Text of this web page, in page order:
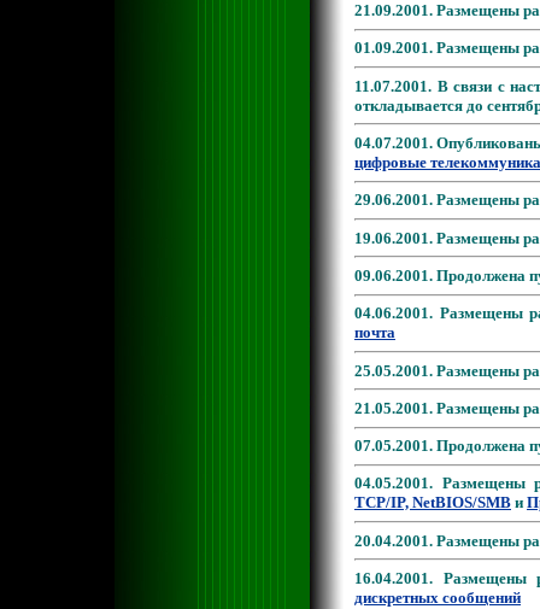
21.09.2001. Размещены
01.09.2001. Размещены
11.07.2001. В связи с
откладывается до
04.07.2001.
цифровые
29.06.2001. Размещены
19.06.2001. Размещены
09.06.2001. Продолжена
04.06.2001. Размещены
почта
25.05.2001. Размещены
21.05.2001. Размещены
07.05.2001. Продолжена
04.05.2001. Размещены
TCP/IP, NetBIOS/SMB и
20.04.2001. Размещены
16.04.2001.
дискретных сообщений